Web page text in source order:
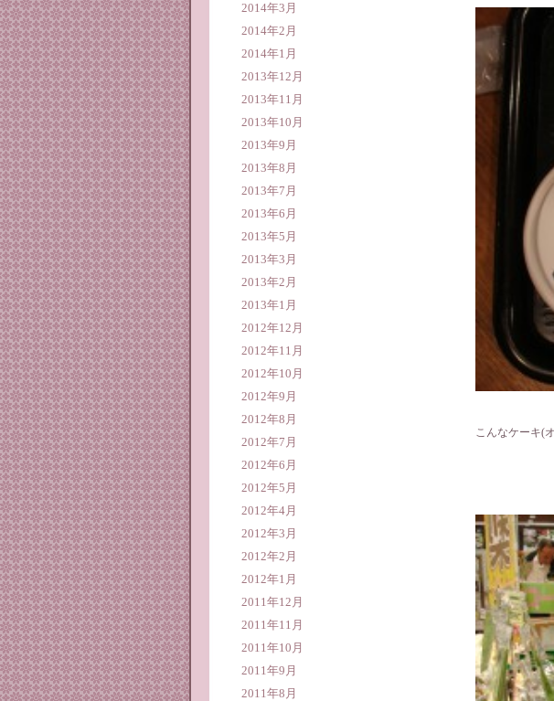
こんなケーキ(
2014年3月
2014年2月
2014年1月
2013年12月
2013年11月
2013年10月
2013年9月
2013年8月
2013年7月
2013年6月
2013年5月
2013年3月
2013年2月
2013年1月
2012年12月
2012年11月
2012年10月
2012年9月
2012年8月
2012年7月
2012年6月
2012年5月
2012年4月
2012年3月
2012年2月
2012年1月
2011年12月
2011年11月
2011年10月
2011年9月
2011年8月